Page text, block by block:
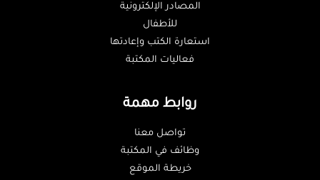
المصادر الإلكترونية
للأطفال
استعارة الكتب وإعادتها
فعاليات المكتبة
روابط مهمة
تواصل معنا
وظائف في المكتبة
خريطة الموقع